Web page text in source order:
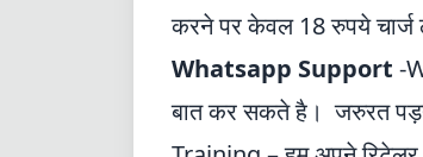
करने पर केवल 18 रुपये चार्ज
Whatsapp Support -
बात कर सकते है। जरुरत